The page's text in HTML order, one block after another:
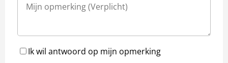
Ik wil antwoord op mijn opmerking